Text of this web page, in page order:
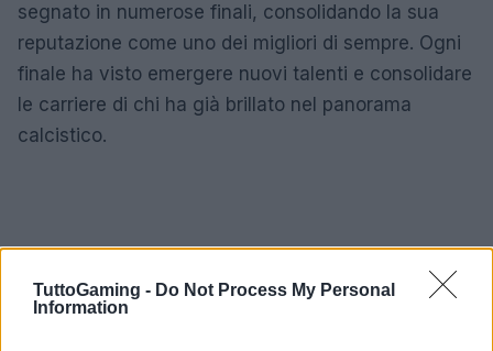
TuttoGaming - Do Not Process My Personal
Information
segnato in numerose finali, consolidando la sua
reputazione come uno dei migliori di sempre. Ogni
finale ha visto emergere nuovi talenti e consolidare
le carriere di chi ha già brillato nel panorama
calcistico.